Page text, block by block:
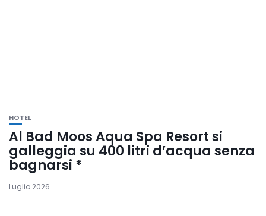
HOTEL
Al Bad Moos Aqua Spa Resort si
galleggia su 400 litri d’acqua senza
bagnarsi *
Luglio 2026